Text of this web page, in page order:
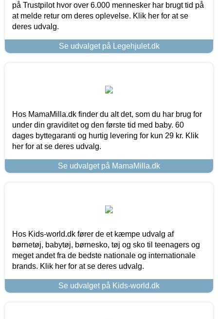
på Trustpilot hvor over 6.000 mennesker har brugt tid på
at melde retur om deres oplevelse. Klik her for at se
deres udvalg.
Se udvalget på Legehjulet.dk
Hos MamaMilla.dk finder du alt det, som du har brug for
under din graviditet og den første tid med baby. 60
dages byttegaranti og hurtig levering for kun 29 kr. Klik
her for at se deres udvalg.
Se udvalget på MamaMilla.dk
Hos Kids-world.dk fører de et kæmpe udvalg af
børnetøj, babytøj, børnesko, tøj og sko til teenagers og
meget andet fra de bedste nationale og internationale
brands. Klik her for at se deres udvalg.
Se udvalget på Kids-world.dk